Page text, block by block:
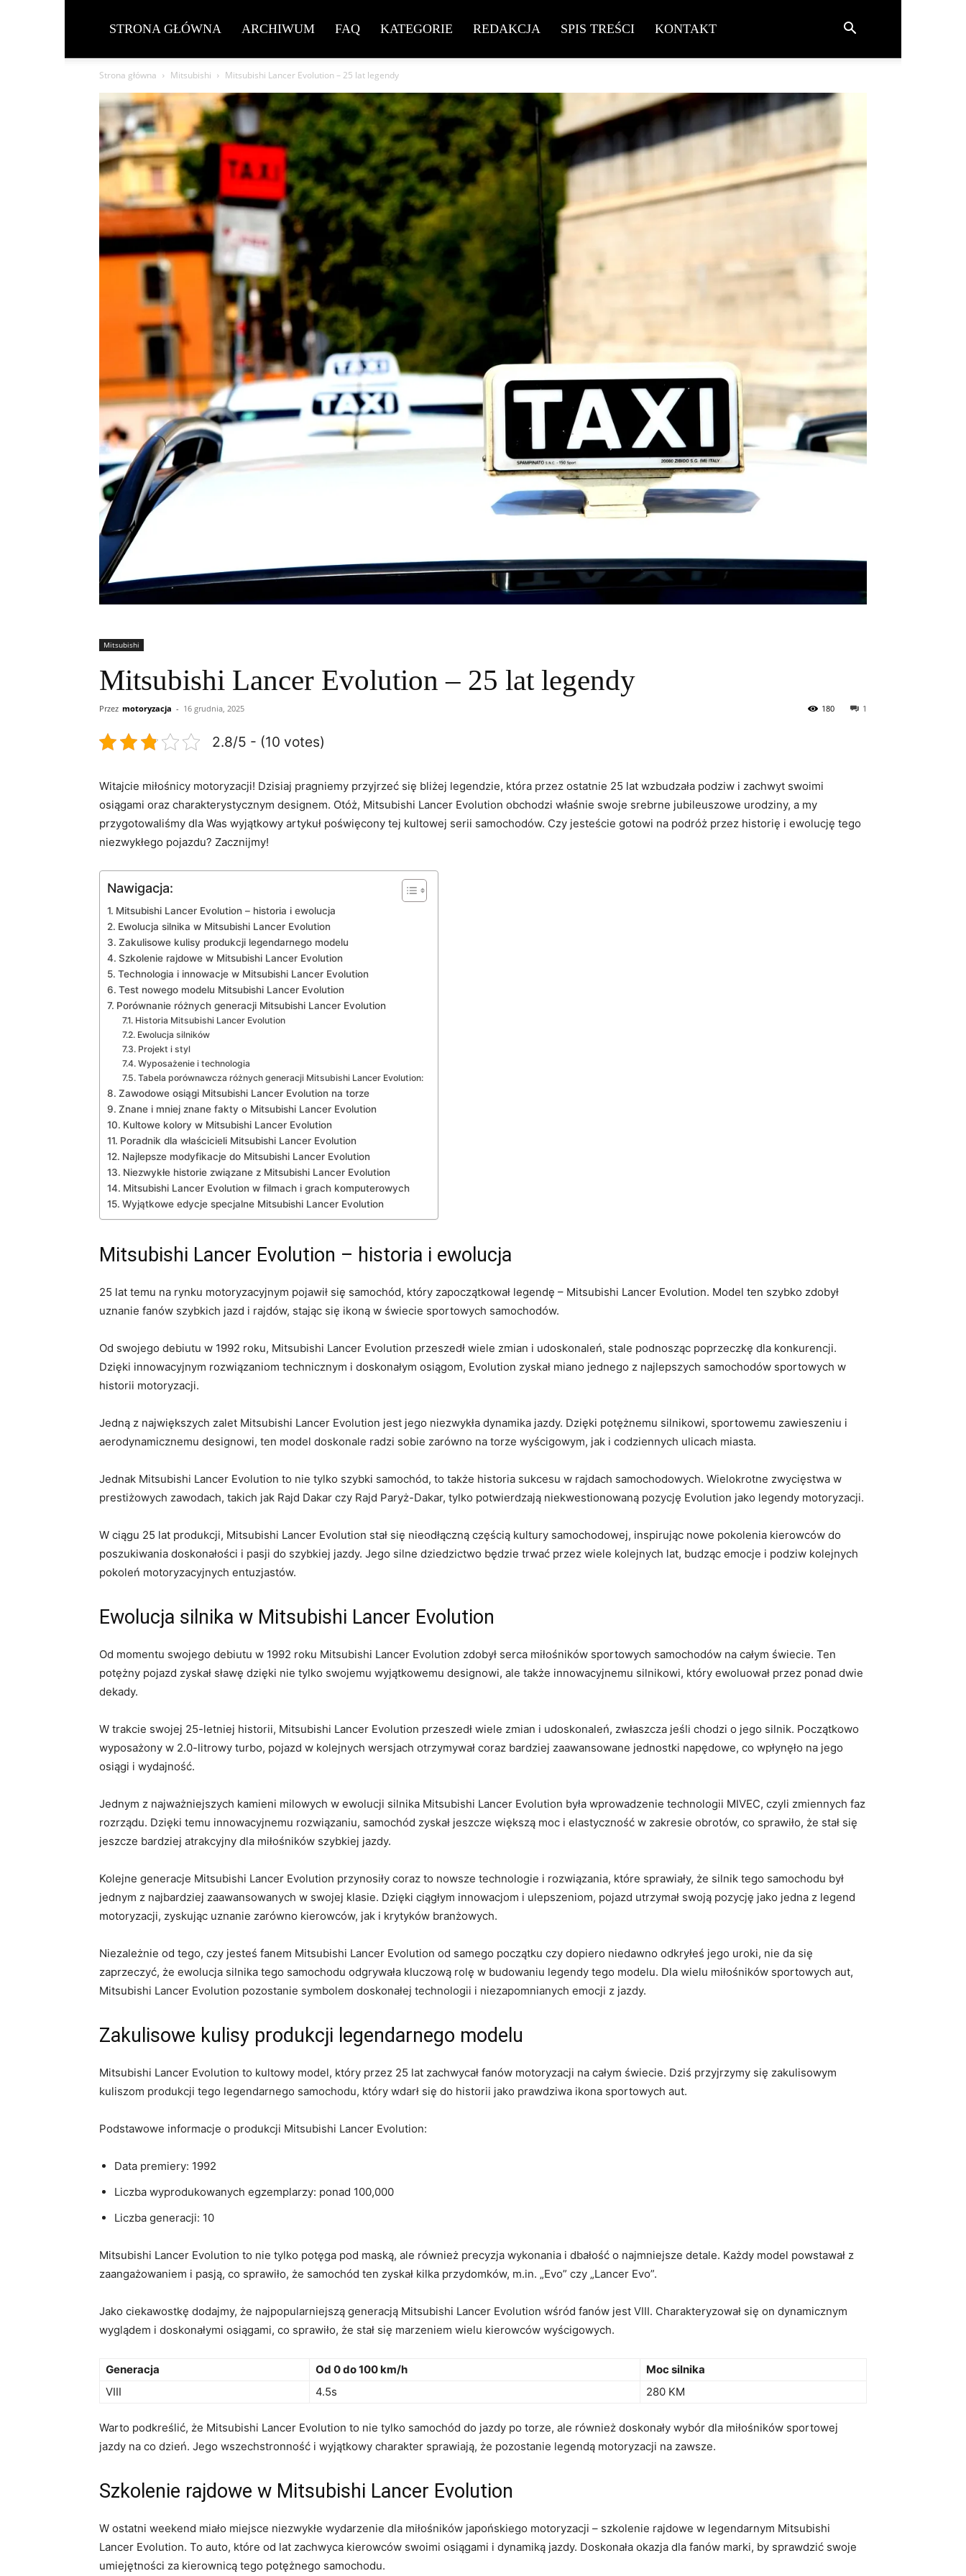
STRONA GŁÓWNA ARCHIWUM FAQ KATEGORIE REDAKCJA SPIS TREŚCI KONTAKT
Strona główna Mitsubishi Mitsubishi Lancer Evolution – 25 lat legendy
Mitsubishi
Mitsubishi Lancer Evolution – 25 lat legendy
Przez motoryzacja - 16 grudnia, 2025 1
180
2.8/5 - (10 votes)
Witajcie ⁣miłośnicy‍ motoryzacji! Dzisiaj pragniemy przyjrzeć się‍ bliżej legendzie, która przez ostatnie 25 lat wzbudzała podziw i zachwyt swoimi
osiągami oraz charakterystycznym designem. Otóż,​ Mitsubishi Lancer⁤ Evolution obchodzi⁢ właśnie swoje srebrne⁣ jubileuszowe urodziny,​ a my
przygotowaliśmy‌ dla ⁣Was wyjątkowy artykuł poświęcony tej kultowej serii ⁢samochodów. Czy jesteście gotowi na podróż​ przez historię i ​ewolucję ‌tego
niezwykłego pojazdu?​ Zacznijmy!
Nawigacja:
Mitsubishi Lancer Evolution – historia i ewolucja
Ewolucja silnika w Mitsubishi Lancer Evolution
Zakulisowe kulisy produkcji legendarnego modelu
Szkolenie rajdowe w Mitsubishi‍ Lancer Evolution
Technologia i innowacje w Mitsubishi Lancer Evolution
Test nowego modelu Mitsubishi Lancer Evolution
Porównanie różnych⁤ generacji Mitsubishi Lancer Evolution
Historia ⁣Mitsubishi Lancer ⁢Evolution
Ewolucja silników
Projekt i styl
Wyposażenie i technologia
Tabela porównawcza różnych generacji ⁣Mitsubishi Lancer Evolution:
Zawodowe osiągi ⁤Mitsubishi Lancer Evolution na torze
Znane ​i mniej znane fakty o Mitsubishi Lancer Evolution
Kultowe kolory w Mitsubishi Lancer Evolution
Poradnik dla właścicieli Mitsubishi Lancer Evolution
Najlepsze modyfikacje do Mitsubishi‍ Lancer ⁢Evolution
Niezwykłe historie związane z Mitsubishi Lancer Evolution
Mitsubishi Lancer Evolution w filmach i grach komputerowych
Wyjątkowe edycje specjalne Mitsubishi Lancer Evolution
Mitsubishi Lancer Evolution – historia i ewolucja
25 lat⁤ temu na ‌rynku motoryzacyjnym pojawił się samochód,⁣ który zapoczątkował legendę‍ – Mitsubishi Lancer Evolution.‍ Model ten szybko zdobył
uznanie fanów szybkich jazd i rajdów, stając się ikoną w świecie‍ sportowych samochodów.
Od swojego debiutu w 1992 roku, Mitsubishi Lancer ⁢Evolution przeszedł ⁣wiele zmian i udoskonaleń, stale podnosząc poprzeczkę⁢ dla⁤ konkurencji.
Dzięki innowacyjnym rozwiązaniom technicznym i doskonałym osiągom,‍ Evolution zyskał miano jednego z ​najlepszych samochodów sportowych w
historii motoryzacji.
Jedną z największych zalet Mitsubishi Lancer Evolution jest jego⁣ niezwykła dynamika jazdy. Dzięki potężnemu silnikowi, sportowemu zawieszeniu⁣ i ​
aerodynamicznemu designowi, ten model doskonale radzi sobie zarówno na⁣ torze ⁤wyścigowym, jak‌ i codziennych ulicach miasta.
Jednak Mitsubishi⁢ Lancer Evolution to nie tylko szybki ⁢samochód, to także historia sukcesu ​w rajdach samochodowych. Wielokrotne zwycięstwa w
prestiżowych zawodach, takich jak Rajd Dakar czy Rajd Paryż-Dakar, tylko potwierdzają ​niekwestionowaną pozycję ​Evolution jako legendy⁣ motoryzacji.
W ciągu ‍25 lat produkcji, Mitsubishi ⁤Lancer Evolution stał​ się nieodłączną częścią kultury​ samochodowej, inspirując nowe pokolenia kierowców do
⁢poszukiwania ⁢doskonałości i pasji do szybkiej⁤ jazdy. Jego silne⁣ dziedzictwo będzie trwać przez wiele‍ kolejnych lat, budząc emocje i podziw kolejnych
pokoleń motoryzacyjnych entuzjastów.
Ewolucja silnika w Mitsubishi Lancer Evolution
Od momentu swojego​ debiutu w 1992 roku​ Mitsubishi Lancer Evolution ⁤zdobył serca miłośników sportowych samochodów na całym świecie. Ten
potężny pojazd zyskał⁤ sławę dzięki nie tylko swojemu wyjątkowemu designowi, ale także⁢ innowacyjnemu silnikowi, który ewoluował przez ponad dwie
dekady.
W trakcie swojej 25-letniej historii, Mitsubishi Lancer Evolution przeszedł wiele zmian i udoskonaleń, zwłaszcza jeśli chodzi o jego silnik. Początkowo
wyposażony w‌ 2.0-litrowy turbo, pojazd w kolejnych wersjach otrzymywał coraz bardziej zaawansowane jednostki napędowe, co wpłynęło na jego
osiągi ⁢i wydajność.
Jednym z najważniejszych kamieni milowych w ewolucji silnika⁣ Mitsubishi Lancer Evolution była‍ wprowadzenie technologii MIVEC,⁤ czyli⁤ zmiennych faz
rozrządu.‌ Dzięki temu innowacyjnemu rozwiązaniu, samochód zyskał jeszcze większą moc i elastyczność​ w zakresie obrotów, co sprawiło,​ że stał się
jeszcze ⁣bardziej⁢ atrakcyjny dla miłośników szybkiej jazdy.
Kolejne ‍generacje Mitsubishi Lancer⁣ Evolution przynosiły coraz to nowsze technologie i rozwiązania,‍ które sprawiały, że ​silnik tego samochodu był
jednym z⁢ najbardziej zaawansowanych w ‌swojej klasie. Dzięki ciągłym innowacjom i ‌ulepszeniom, pojazd utrzymał swoją pozycję jako jedna z legend
motoryzacji, zyskując uznanie zarówno kierowców,​ jak i ⁣krytyków branżowych.
Niezależnie od tego,⁤ czy jesteś fanem Mitsubishi Lancer Evolution od ‌samego początku⁤ czy⁣ dopiero niedawno odkryłeś jego ​uroki, nie da się⁤
zaprzeczyć, że ewolucja silnika tego samochodu ⁤odgrywała kluczową‍ rolę w budowaniu legendy ⁢tego modelu.​ Dla wielu miłośników sportowych aut,
‍Mitsubishi Lancer Evolution pozostanie symbolem doskonałej technologii i niezapomnianych emocji z jazdy.
Zakulisowe kulisy produkcji legendarnego modelu
Mitsubishi Lancer Evolution to kultowy ⁢model,‍ który przez 25 lat zachwycał fanów ‌motoryzacji na całym świecie. Dziś przyjrzymy się zakulisowym
kuliszom produkcji⁢ tego ‌legendarnego⁣ samochodu, który wdarł się do historii jako prawdziwa ikona sportowych aut.
Podstawowe informacje o⁤ produkcji Mitsubishi Lancer ⁣Evolution:
Data premiery: 1992
Liczba wyprodukowanych egzemplarzy: ponad 100,000
Liczba generacji: 10
Mitsubishi Lancer Evolution ⁢to nie ​tylko‌ potęga pod maską, ⁢ale również‍ precyzja wykonania i dbałość o ​najmniejsze detale. Każdy model ⁣powstawał z
zaangażowaniem i pasją, co sprawiło, ⁤że samochód ten zyskał kilka przydomków, m.in. „Evo”⁣ czy „Lancer Evo”.
Jako ​ciekawostkę‍ dodajmy, że najpopularniejszą generacją Mitsubishi Lancer Evolution wśród fanów jest VIII. Charakteryzował ⁣się on dynamicznym
wyglądem ⁤i doskonałymi osiągami,‌ co sprawiło, że⁤ stał się marzeniem wielu kierowców wyścigowych.
Generacja Od 0 do 100 km/h
Moc silnika
VIII
4.5s 280 KM
Warto podkreślić, że Mitsubishi Lancer Evolution ‌to nie tylko samochód do jazdy po torze, ⁣ale również doskonały wybór dla miłośników‌ sportowej​
jazdy na co dzień. Jego wszechstronność i ⁤wyjątkowy charakter sprawiają, że pozostanie legendą motoryzacji na‍ zawsze.
Szkolenie rajdowe w Mitsubishi‍ Lancer Evolution
W ostatni weekend miało miejsce niezwykłe wydarzenie⁤ dla miłośników japońskiego motoryzacji –⁤ szkolenie rajdowe w legendarnym Mitsubishi
Lancer Evolution. To auto, które od lat zachwyca kierowców swoimi ⁤osiągami i dynamiką jazdy. Doskonała okazja dla ​fanów marki, by sprawdzić swoje
umiejętności za kierownicą ⁣tego potężnego samochodu.